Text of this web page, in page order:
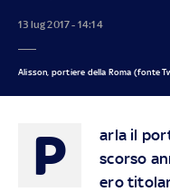
13 lug 2017 - 14:14
Alisson, portiere della Roma (fonte
P
arla il
scorso
ero